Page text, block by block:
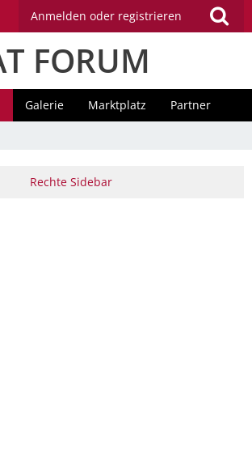
Anmelden oder registrieren
FORUM
Galerie Marktplatz Partner